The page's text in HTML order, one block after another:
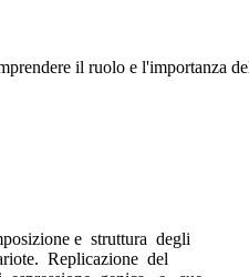
il ruolo e l'importanza
e struttura degli
Replicazione del